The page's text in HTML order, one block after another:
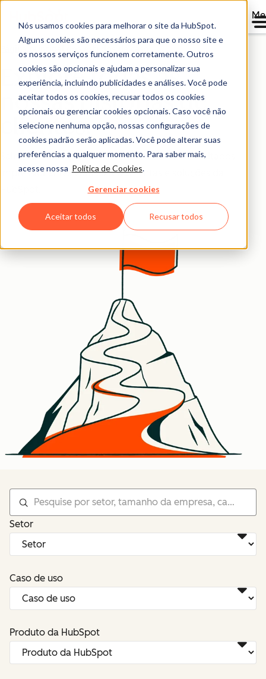
Nós usamos cookies para melhorar o site da HubSpot.
Alguns cookies são necessários para que o nosso site e
os nossos serviços funcionem corretamente. Outros
cookies são opcionais e ajudam a personalizar sua
experiência, incluindo publicidades e análises. Você pode
aceitar todos os cookies, recusar todos os cookies
opcionais ou gerenciar cookies opcionais. Caso você não
selecione nenhuma opção, nossas configurações de
cookies padrão serão aplicadas. Você pode alterar suas
preferências a qualquer momento. Para saber mais,
acesse nossa Política de Cookies.
Gerenciar cookies
Aceitar todos Recusar todos
Página principal dos estudos de caso
Explore todas as
nossas histórias de
clientes.
Saiba como empresas como a sua tiveram resultados
impressionantes com as ferramentas e soluções da
Setor
Caso de uso
Produto da HubSpot